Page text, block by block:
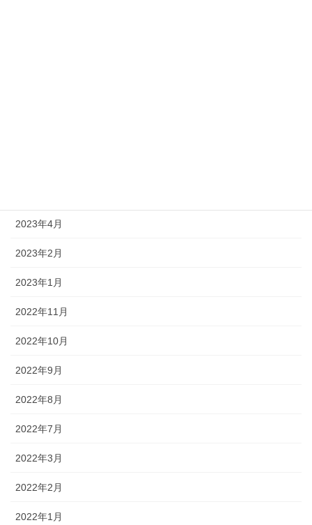
2023年4月
2023年2月
2023年1月
2022年11月
2022年10月
2022年9月
2022年8月
2022年7月
2022年3月
2022年2月
2022年1月